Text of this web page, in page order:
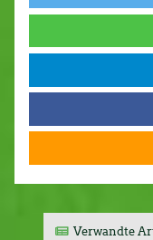
Verwandte